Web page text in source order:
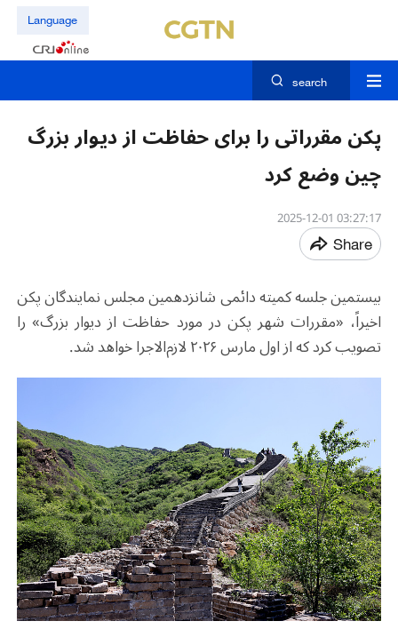
Language
search
پکن مقرراتی را برای حفاظت از دیوار بزرگ
چین وضع کرد
03:27:17 2025-12-01
Share
بیستمین جلسه کمیته دائمی شانزدهمین مجلس نمایندگان پکن
اخیراً، «مقررات شهر پکن در مورد حفاظت از دیوار بزرگ» را
تصویب کرد که از اول مارس ۲۰۲۶ لازم‌الاجرا خواهد شد.